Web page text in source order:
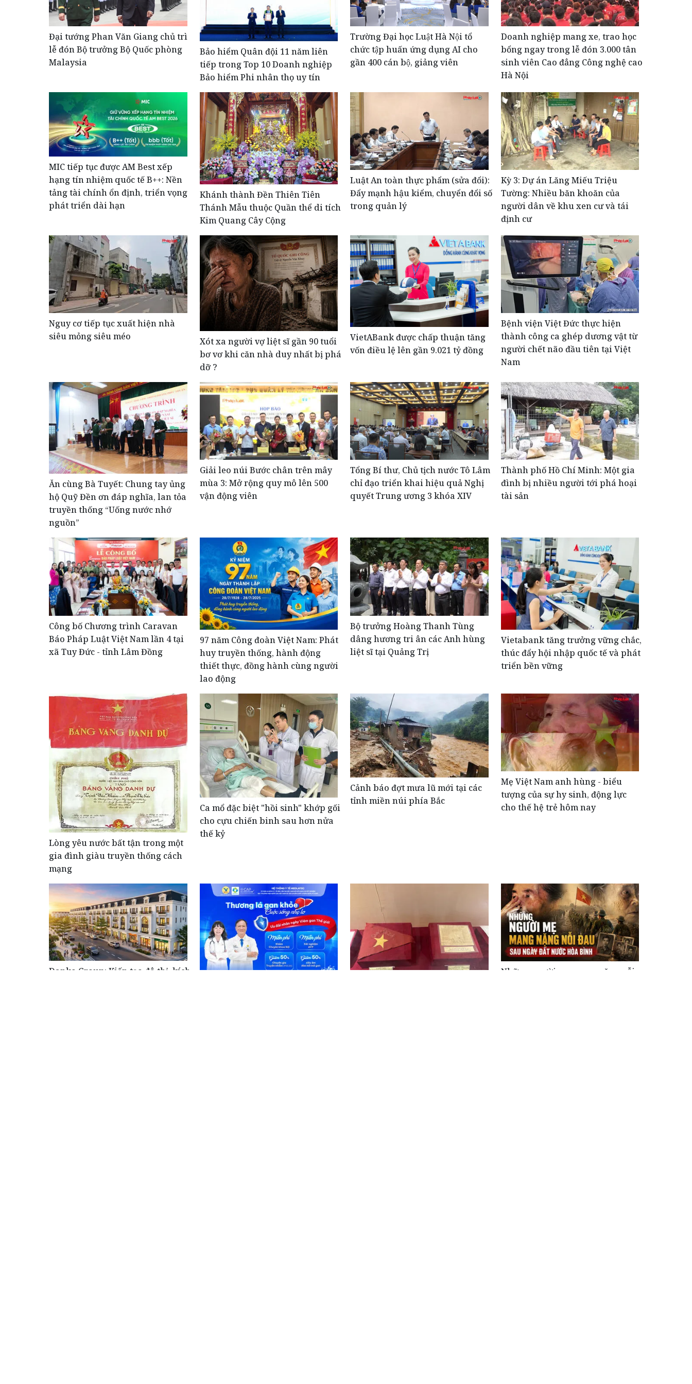
Đại tướng Phan Văn Giang chủ trì
lễ đón Bộ trưởng Bộ Quốc phòng
Malaysia
Bảo hiểm Quân đội 11 năm liên
tiếp trong Top 10 Doanh nghiệp
Bảo hiểm Phi nhân thọ uy tín
Trường Đại học Luật Hà Nội tổ
chức tập huấn ứng dụng AI cho
gần 400 cán bộ, giảng viên
Doanh nghiệp mang xe, trao học
bổng ngay trong lễ đón 3.000 tân
sinh viên Cao đẳng Công nghệ cao
Hà Nội
MIC tiếp tục được AM Best xếp
hạng tín nhiệm quốc tế B++: Nền
tảng tài chính ổn định, triển vọng
phát triển dài hạn
Khánh thành Đền Thiên Tiên
Thánh Mẫu thuộc Quần thể di tích
Kim Quang Cây Cộng
Luật An toàn thực phẩm (sửa đổi):
Đẩy mạnh hậu kiểm, chuyển đổi số
trong quản lý
Kỳ 3: Dự án Lăng Miếu Triệu
Tường: Nhiều băn khoăn của
người dân về khu xen cư và tái
định cư
Nguy cơ tiếp tục xuất hiện nhà
siêu mỏng siêu méo
Xót xa người vợ liệt sĩ gần 90 tuổi
bơ vơ khi căn nhà duy nhất bị phá
dỡ ?
VietABank được chấp thuận tăng
vốn điều lệ lên gần 9.021 tỷ đồng
Bệnh viện Việt Đức thực hiện
thành công ca ghép dương vật từ
người chết não đầu tiên tại Việt
Nam
Ăn cùng Bà Tuyết: Chung tay ủng
hộ Quỹ Đền ơn đáp nghĩa, lan tỏa
truyền thống “Uống nước nhớ
nguồn”
Giải leo núi Bước chân trên mây
mùa 3: Mở rộng quy mô lên 500
vận động viên
Tổng Bí thư, Chủ tịch nước Tô Lâm
chỉ đạo triển khai hiệu quả Nghị
quyết Trung ương 3 khóa XIV
Thành phố Hồ Chí Minh: Một gia
đình bị nhiều người tới phá hoại
tài sản
Công bố Chương trình Caravan
Báo Pháp Luật Việt Nam lần 4 tại
xã Tuy Đức - tỉnh Lâm Đồng
​97 năm Công đoàn Việt Nam: Phát
huy truyền thống, hành động
thiết thực, đồng hành cùng người
lao động
Bộ trưởng Hoàng Thanh Tùng
dâng hương tri ân các Anh hùng
liệt sĩ tại Quảng Trị
Vietabank tăng trưởng vững chắc,
thúc đẩy hội nhập quốc tế và phát
triển bền vững
Lòng yêu nước bất tận trong một
gia đình giàu truyền thống cách
mạng
Ca mổ đặc biệt "hồi sinh" khớp gối
cho cựu chiến binh sau hơn nửa
thế kỷ
Cảnh báo đợt mưa lũ mới tại các
tỉnh miền núi phía Bắc
Mẹ Việt Nam anh hùng - biểu
tượng của sự hy sinh, động lực
cho thế hệ trẻ hôm nay
Danko Group: Kiến tạo đô thị, kích
Những người mẹ mang nặng nỗi